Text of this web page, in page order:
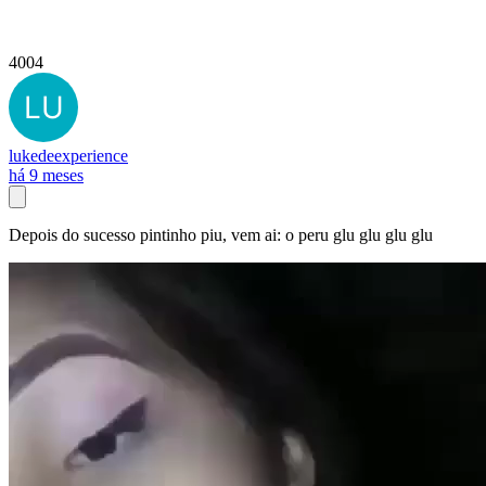
4004
lukedeexperience
há 9 meses
Depois do sucesso pintinho piu, vem ai: o peru glu glu glu glu